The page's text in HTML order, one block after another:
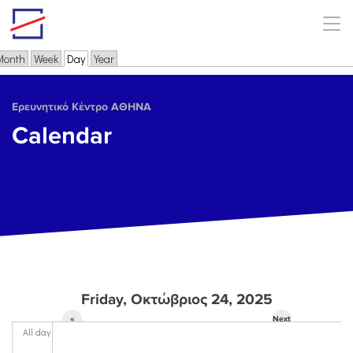
Skip to main content
Primary tabs
Week Day(active tab)
Year
Ερευνητικό Κέντρο ΑΘΗΝΑ
Calendar
Friday, Οκτώβριος 24, 2025
«
Next
All day